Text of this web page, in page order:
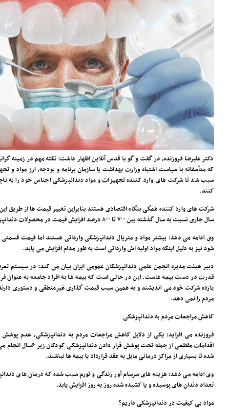
دکتر علیرضا فروزنده، در گفت و گو با قدس آنلاین اظهار داشت: نکته مهم در زمینه
که متأسفانه با سیاست اشتباه وزارت بهداشت یا سازمان برنامه و بودجه، ارز مواد و
سبب شد تا شرکت های وارد کننده تجهیزات و مواد دندانپزشکی اجناس خود را به
کنند.
شرکت های وارد کننده همگی بنگاه اقتصادی هستند بنابراین تغییر قیمت ها از طریق
سال جاری نسبت به سال گذشته بین ۷۰۰ تا ۸۰۰ درصد افزایش قیمت در محصولات دندانپزشکی داشتیم.
وی ادامه می دهد: بیشتر مواد و متریال دندانپزشکی وارداتی هستند اما قیمت
شود نیز به دلیل اینکه مواد اولیه اش وارداتی است به طور مدام افزایش می یابد.
دبیر هیئت مدیره انجمن علمی دندانپزشکان عمومی ایران بیان می کند: در سیستم
قدرت در دست بیمه هاست. این در حالی است که بیمه ها به افراد جامعه به عنوان
بازده شرکت خود می اندیشند و به همین سبب قیمت گذاری غیرمنطقی و دستوری
مردم را نمی دهد.
کاهش مراجعات مردم به دندانپزشکی
فروزنده می افزاید: یکی از دلایل کاهش مراجعات مردم به دندانپزشکی، عدم
اقدامات مقطعی از جمله
شده تا بسیاری از مراکز درمانی مایل به عقد قرارداد با بیمه ها نباشند.
وی ادامه می دهد: هزینه های سرسام آور زندگی و تورم سبب شده که درمان های
تعداد دندان های پوسیده و یا کشیده شده روز به روز افزایش یابد.
مواد بی کیفیت در دندانپزشکی داریم؟